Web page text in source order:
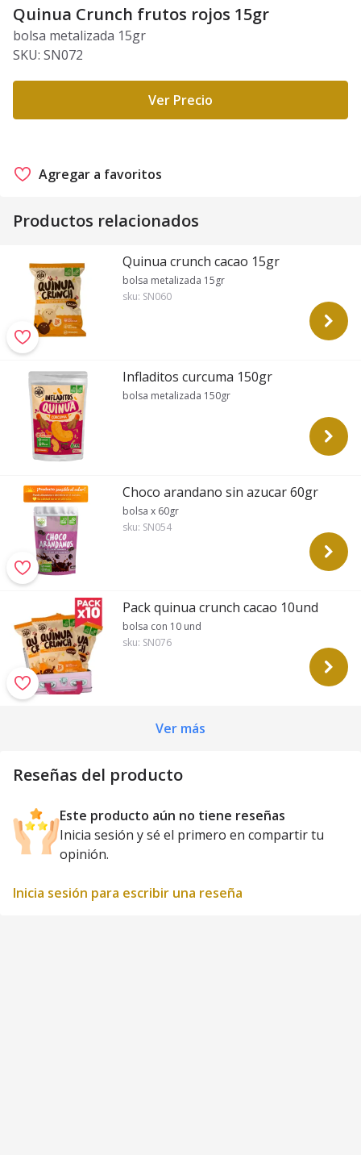
Quinua Crunch frutos rojos 15gr
bolsa metalizada 15gr
SKU: SN072
Ver Precio
Agregar a favoritos
Productos relacionados
Quinua crunch cacao 15gr
bolsa metalizada 15gr
sku: SN060
Infladitos curcuma 150gr
bolsa metalizada 150gr
Choco arandano sin azucar 60gr
bolsa x 60gr
sku: SN054
Pack quinua crunch cacao 10und
bolsa con 10 und
sku: SN076
Ver más
Reseñas del producto
Este producto aún no tiene reseñas
Inicia sesión y sé el primero en compartir tu
opinión.
Inicia sesión para escribir una reseña